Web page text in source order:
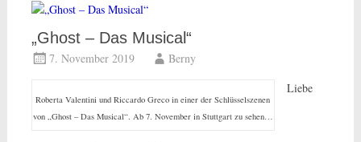
„Ghost – Das Musical“
7. November 2019 Berny
Roberta Valentini und Riccardo Greco in einer der Schlüsselszenen
von „Ghost – Das Musical“. Ab 7. November in Stuttgart zu sehen…
Liebe